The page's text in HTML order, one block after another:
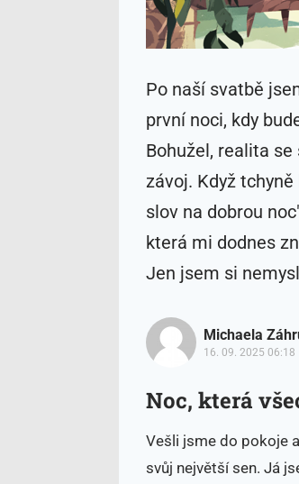
Po naší svatbě
první noci, kdy
Bohužel, realita
závoj. Když
slov na dobrou
která mi dodnes
Jen jsem si
Michaela
16. 09. 2025 06:18
Noc, která
Vešli jsme do pokoje
svůj největší sen. Já